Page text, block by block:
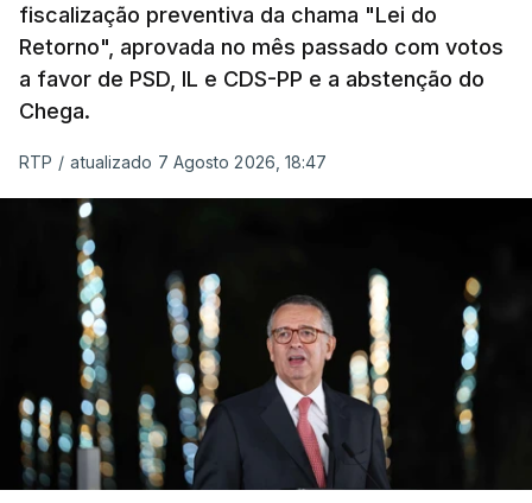
Assegurar que "ninguém é
prejudicado"
O Preisdente deixa, no entanto, deixa alguns
avisos:uma reforma desta dimensão "deve ter
como primeiro critério a proteção das pessoas"
e "nenhum processo de simplificação pode
traduzir-se numa diminuição da proteção
social".
António José Seguro vinca que se
deverá
assegurar que "ninguém é prejudicado face à
fiscalização preventiva da chama "Lei do
Retorno", aprovada no mês passado com votos
a favor de PSD, IL e CDS-PP e a abstenção do
Chega.
RTP / atualizado 7 Agosto 2026, 18:47